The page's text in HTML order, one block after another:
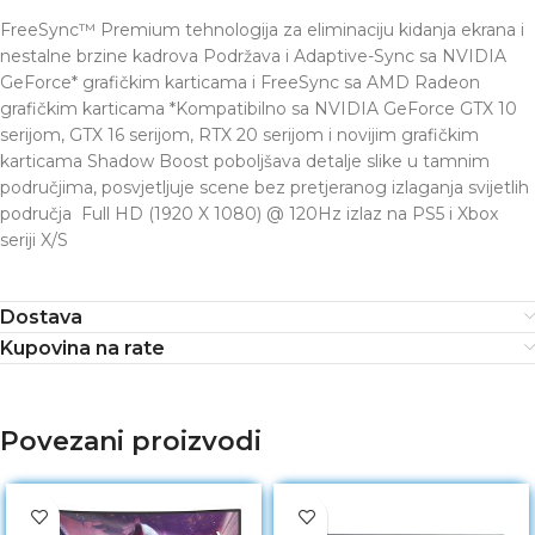
FreeSync™ Premium tehnologija za eliminaciju kidanja ekrana i
nestalne brzine kadrova Podržava i Adaptive-Sync sa NVIDIA
GeForce* grafičkim karticama i FreeSync sa AMD Radeon
grafičkim karticama *Kompatibilno sa NVIDIA GeForce GTX 10
serijom, GTX 16 serijom, RTX 20 serijom i novijim grafičkim
karticama Shadow Boost poboljšava detalje slike u tamnim
područjima, posvjetljuje scene bez pretjeranog izlaganja svijetlih
područja Full HD (1920 X 1080) @ 120Hz izlaz na PS5 i Xbox
seriji X/S
Dostava
Kupovina na rate
Povezani proizvodi